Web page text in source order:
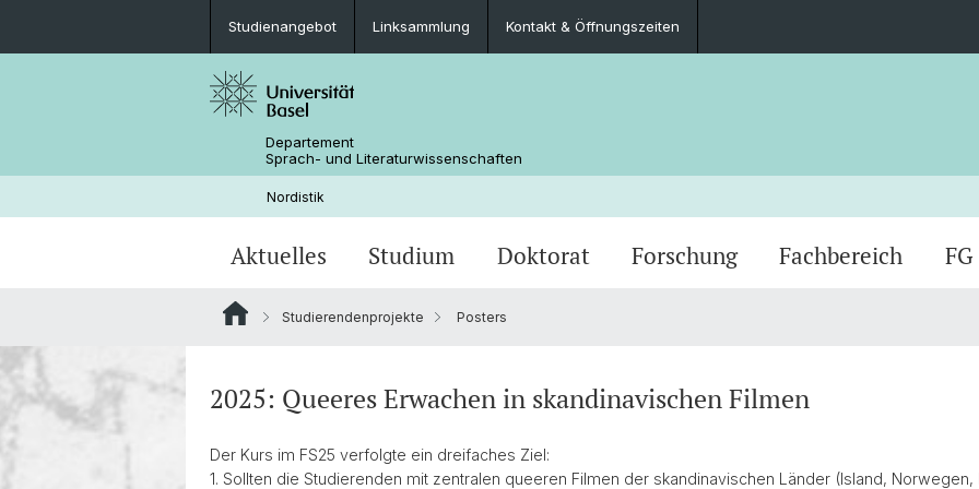
Studienangebot Linksammlung Kontakt & Öffnungszeiten
Departement
Sprach- und Literaturwissenschaften
Nordistik
Aktuelles Studium
EUCOR-Netzwerk Skandinavistik
Linksammlung FAQ
Doktorat Forschung
altnordistischer Forschungsparadigmen
(1650–1950)
Romanhaftwerden. Skandinavische
Icelandic Legal Manuscripts Research
Fachbereich
Bildergalerie
FG
Podcasts Tagungen
Studierendenprojekte Posters
2025: Queeres Erwachen in skandinavischen Filmen
Der Kurs im FS25 verfolgte ein dreifaches Ziel:
1. Sollten die Studierenden mit zentralen queeren Filmen der skandinavischen Länder (Island,